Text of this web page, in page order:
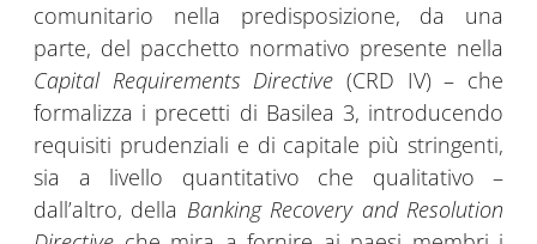
comunitario nella predisposizione, da una
parte, del pacchetto normativo presente nella
Capital Requirements Directive (CRD IV) – che
formalizza i precetti di Basilea 3, introducendo
requisiti prudenziali e di capitale più stringenti,
sia a livello quantitativo che qualitativo –
dall’altro, della Banking Recovery and Resolution